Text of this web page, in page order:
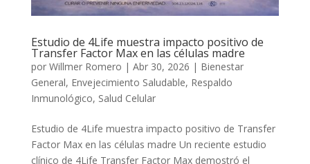
Estudio de 4Life muestra impacto positivo de
Transfer Factor Max en las células madre
por Willmer Romero | Abr 30, 2026 | Bienestar
General, Envejecimiento Saludable, Respaldo
Inmunológico, Salud Celular
Estudio de 4Life muestra impacto positivo de Transfer
Factor Max en las células madre Un reciente estudio
clínico de 4Life Transfer Factor Max demostró el